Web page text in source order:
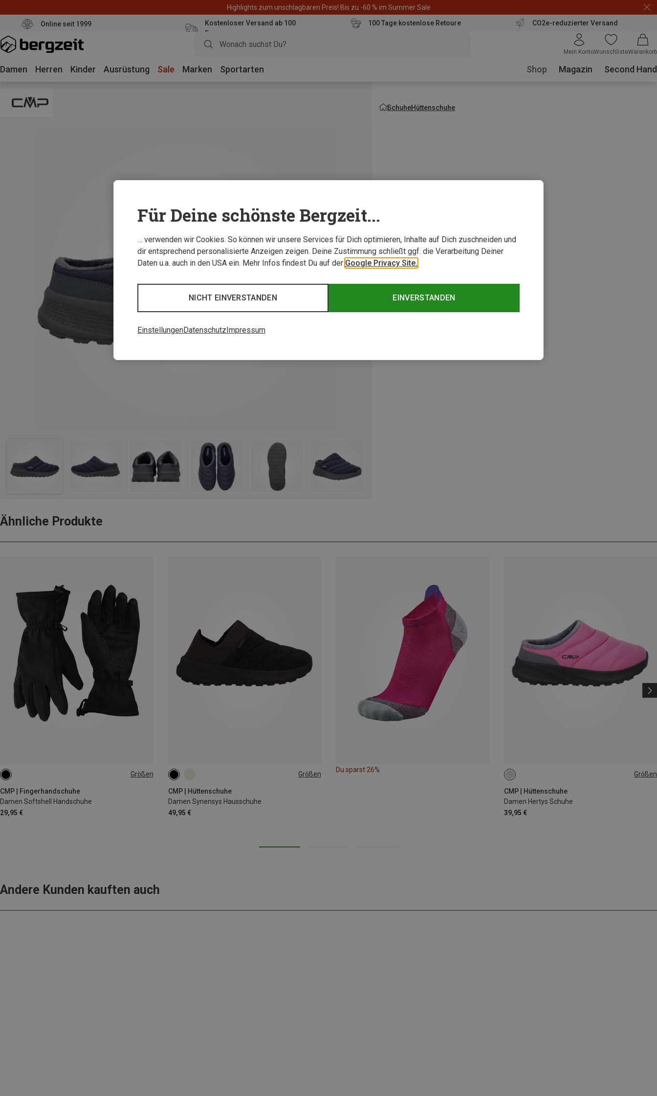
Highlights zum unschlagbaren Preis! Bis zu -60 % im Summer Sale
Online seit 1999
Kostenloser Versand ab 100
Euro
100 Tage kostenlose Retoure CO2e-reduzierter Versand
Mein KontoWunschlisteWarenkorb
Damen Herren Kinder Ausrüstung Sale Marken Sportarten Shop Magazin Second Hand
SchuheHüttenschuhe
Ähnliche Produkte
Größen
CMP | Fingerhandschuhe
Damen Softshell Handschuhe
29,95 €
XS Größen
CMP | Hüttenschuhe
Damen Synensys Hausschuhe
49,95 €
36
Du sparst 26%
Größen
CMP | Hüttenschuhe
Damen Hertys Schuhe
39,95 €
36
Andere Kunden kauften auch
Für Deine schönste Bergzeit...
… verwenden wir Cookies. So können wir unsere Services für Dich optimieren, Inhalte auf Dich zuschneiden und
dir entsprechend personalisierte Anzeigen zeigen. Deine Zustimmung schließt ggf. die Verarbeitung Deiner
Daten u.a. auch in den USA ein. Mehr Infos findest Du auf der Google Privacy Site.
EINVERSTANDEN
NICHT EINVERSTANDEN
EinstellungenDatenschutz Impressum